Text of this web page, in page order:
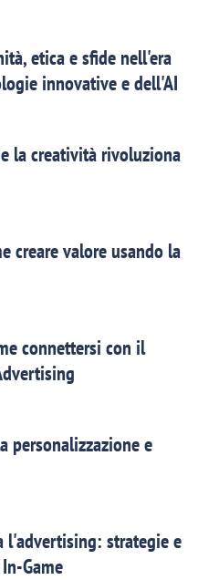
etica e sfide nell'era
innovative e dell'AI
la creatività rivoluziona
creare valore usando la
connettersi con il
personalizzazione e
l'advertising: strategie e
Game